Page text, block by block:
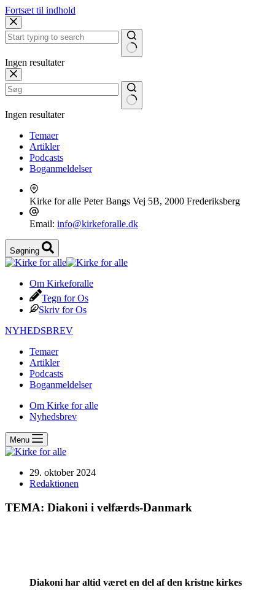
Fortsæt til indhold
Ingen resultater
Ingen resultater
Temaer
Artikler
Podcasts
Boganmeldelser
Kirke for alle Peter Bangs Vej 5B, 2000 Frederiksberg
Email: info@kirkeforalle.dk
Søgning
Om Kirkeforalle
Tegn for Os
Skriv for Os
NYHEDSBREV
Temaer
Artikler
Podcasts
Boganmeldelser
Om Kirke for alle
Nyhedsbrev
Menu
29. oktober 2024
Redaktionen
TEMA: Diakoni i velfærds-Danmark
Diakoni har altid været en del af den kristne kirkes